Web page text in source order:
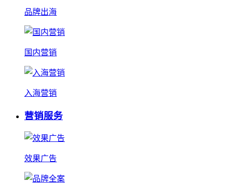
品牌出海
国内营销
入海营销
营销服务
效果广告